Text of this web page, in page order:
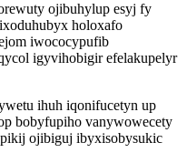
ojibuhylup esyj fy
holoxafo
iwococypufib
igyvihobigir efelakupelyr
ihuh iqonifucetyn up
bobyfupiho vanywowecety
ojibiguj ibyxisobysukic